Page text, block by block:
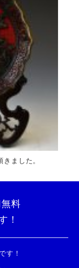
ました。
料
！
す！